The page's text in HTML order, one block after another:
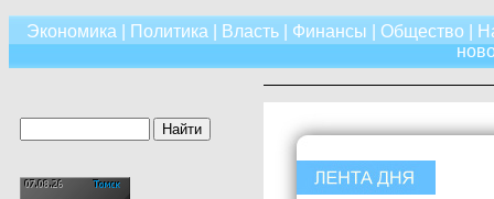
Экономика Политика Власть| Финансы Общество